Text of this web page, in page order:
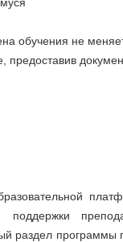
обучения не
предоставив
поддержки
раздел программы